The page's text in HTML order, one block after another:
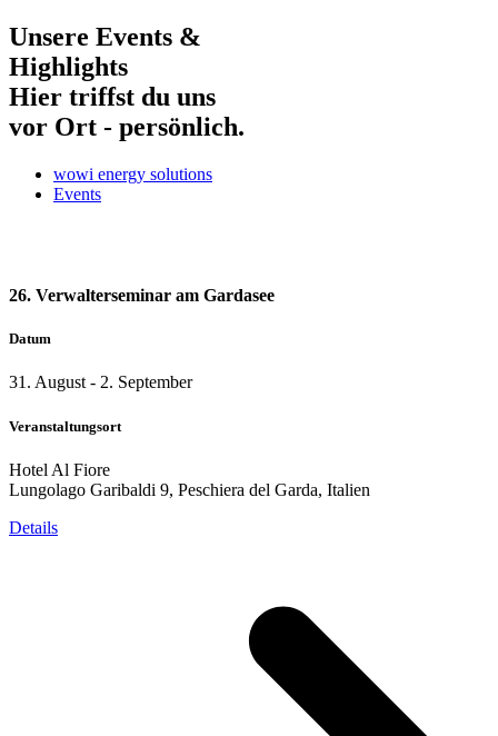
Unsere Events &
Highlights
Hier triffst du uns
vor Ort - persönlich.
wowi energy solutions
Events
26. Verwalterseminar am Gardasee
Datum
31. August- 2. September
Veranstaltungsort
Hotel Al Fiore
Lungolago Garibaldi 9, Peschiera del Garda, Italien
Details